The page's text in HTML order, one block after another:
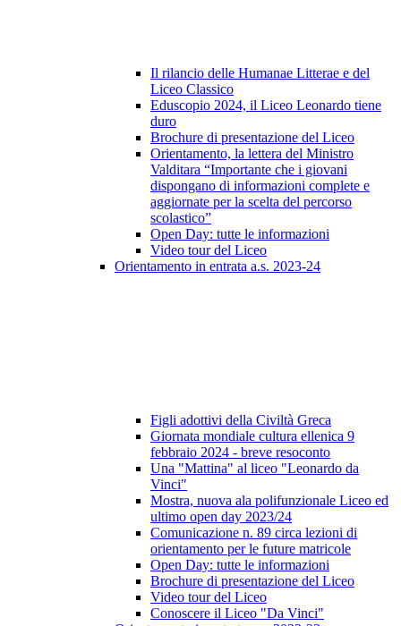
Il rilancio delle Humanae Litterae e del
Liceo Classico
Eduscopio 2024, il Liceo Leonardo tiene
duro
Brochure di presentazione del Liceo
Orientamento, la lettera del Ministro
Valditara “Importante che i giovani
dispongano di informazioni complete e
aggiornate per la scelta del percorso
scolastico”
Open Day: tutte le informazioni
Video tour del Liceo
Orientamento in entrata a.s. 2023-24
Figli adottivi della Civiltà Greca
Giornata mondiale cultura ellenica 9
febbraio 2024 - breve resoconto
Una "Mattina" al liceo "Leonardo da
Vinci"
Mostra, nuova ala polifunzionale Liceo ed
ultimo open day 2023/24
Comunicazione n. 89 circa lezioni di
orientamento per le future matricole
Open Day: tutte le informazioni
Brochure di presentazione del Liceo
Video tour del Liceo
Conoscere il Liceo "Da Vinci"